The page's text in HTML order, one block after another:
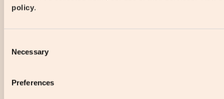
policy.
Selection
Necessary
Preferences